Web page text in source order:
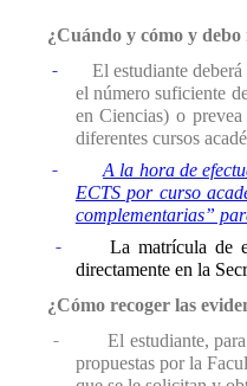
¿Cuándo y cómo y
- El estudiante
el número suficiente
en Ciencias) o
diferentes cursos
-
A la hora de
ECTS por curso
complementarias”
-
La matrícula de
directamente en la
¿Cómo recoger las
-
El estudiante,
propuestas por la